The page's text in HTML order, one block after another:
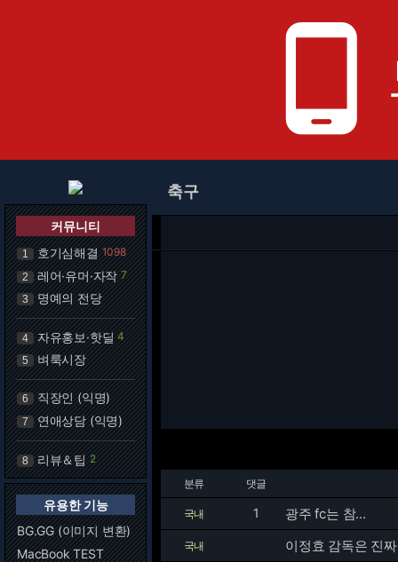
phone_android
커뮤니티
1 호기심해결 1098
2 레어·유머·자작 7
3 명예의 전당
4 자유홍보·핫딜 4
5 벼룩시장
6 직장인 (익명)
7 연애상담 (익명)
8 리뷰＆팁 2
유용한 기능
BG.GG (이미지 변환)
MacBook TEST
축구
분류 댓글
국내 1 광주 fc는 참...
국내 이정효 감독은 진